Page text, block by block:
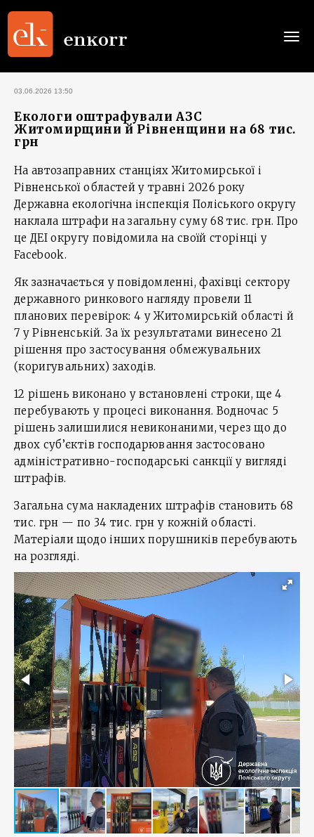
03.06.2026 13:50
Екологи оштрафували АЗС
Житомирщини й Рівненщини на 68 тис.
грн
На автозаправних станціях Житомирської і
Рівненської областей у травні 2026 року
Державна екологічна інспекція Поліського округу
наклала штрафи на загальну суму 68 тис. грн. Про
це ДЕІ округу повідомила на своїй сторінці у
Facebook.
Як зазначається у повідомленні, фахівці сектору
державного ринкового нагляду провели 11
планових перевірок: 4 у Житомирській області й
7 у Рівненській. За їх результатами винесено 21
рішення про застосування обмежувальних
(коригувальних) заходів.
12 рішень виконано у встановлені строки, ще 4
перебувають у процесі виконання. Водночас 5
рішень залишилися невиконаними, через що до
двох суб’єктів господарювання застосовано
адміністративно-господарські санкції у вигляді
штрафів.
Загальна сума накладених штрафів становить 68
тис. грн — по 34 тис. грн у кожній області.
Матеріали щодо інших порушників перебувають
на розгляді.